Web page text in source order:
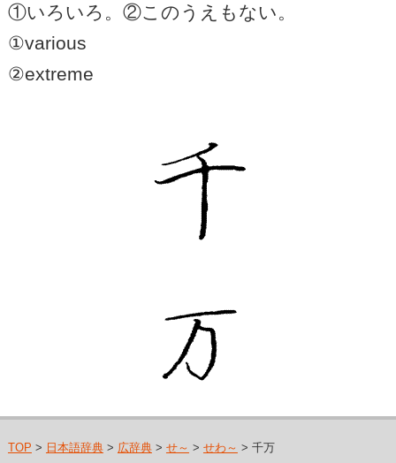
①いろいろ。②このうえもない。
①various
②extreme
TOP > 日本語辞典> 広辞典> せ～ > せわ～ > 千万